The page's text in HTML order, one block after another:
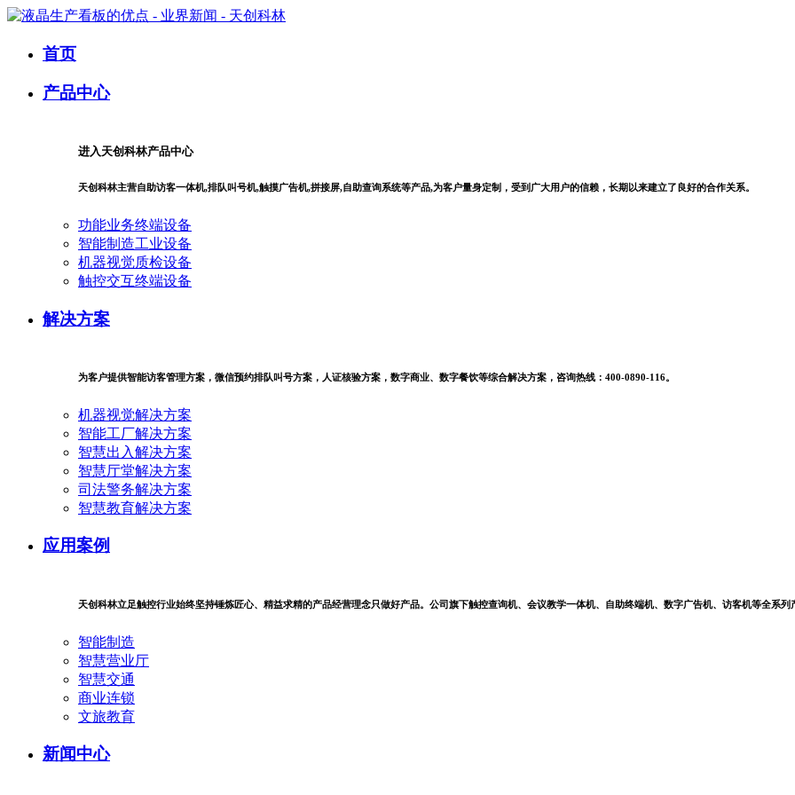
首页
产品中心
进入天创科林产品中心
天创科林主营自助访客一体机,排队叫号机,触摸广告机,拼接屏,自助查询系统等产品,为客户量身定制，受到广大用户的信赖，长期以来建立了良好的合作关系。
功能业务终端设备
智能制造工业设备
机器视觉质检设备
触控交互终端设备
解决方案
为客户提供智能访客管理方案，微信预约排队叫号方案，人证核验方案，数字商业、数字餐饮等综合解决方案，咨询热线：400-0890-116。
机器视觉解决方案
智能工厂解决方案
智慧出入解决方案
智慧厅堂解决方案
司法警务解决方案
智慧教育解决方案
应用案例
天创科林立足触控行业始终坚持锤炼匠心、精益求精的产品经营理念只做好产品。公司旗下触控查询机、会议教学一体机、自助终端机、数字广告机、访客机等全系列
智能制造
智慧营业厅
智慧交通
商业连锁
文旅教育
新闻中心